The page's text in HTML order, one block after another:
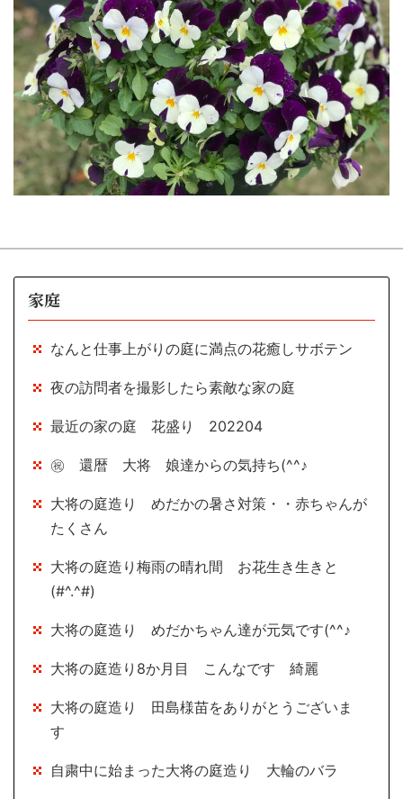
家庭
なんと仕事上がりの庭に満点の花癒しサボテン
夜の訪問者を撮影したら素敵な家の庭
最近の家の庭 花盛り 202204
㊗ 還暦 大将 娘達からの気持ち(^^♪
大将の庭造り めだかの暑さ対策・・赤ちゃんが
たくさん
大将の庭造り梅雨の晴れ間 お花生き生きと
(#^.^#)
大将の庭造り めだかちゃん達が元気です(^^♪
大将の庭造り8か月目 こんなです 綺麗
大将の庭造り 田島様苗をありがとうございま
す
自粛中に始まった大将の庭造り 大輪のバラ